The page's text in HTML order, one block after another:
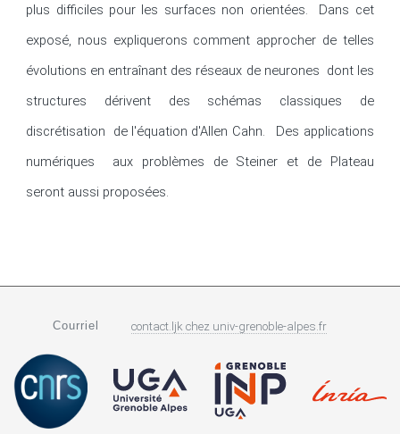
plus difficiles pour les surfaces non orientées.  Dans cet
exposé, nous expliquerons comment approcher de telles
évolutions en entraînant des réseaux de neurones  dont les
structures dérivent des schémas classiques de
discrétisation  de l'équation d'Allen Cahn.   Des applications
numériques  aux problèmes de Steiner et de Plateau
seront aussi proposées.
Courriel contact.ljk chez univ-grenoble-alpes.fr